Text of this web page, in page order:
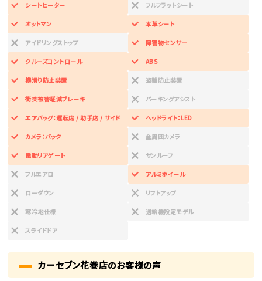
シートヒーター フルフラットシート
オットマン 本革シート
アイドリングストップ 障害物センサー
クルーズコントロール ABS
横滑り防止装置 盗難防止装置
衝突被害軽減ブレーキ パーキングアシスト
エアバッグ：運転席 / 助手席 / サイド ヘッドライト：LED
カメラ：バック 全周囲カメラ
電動リアゲート サンルーフ
フルエアロ アルミホイール
ローダウン リフトアップ
寒冷地仕様 過給機設定モデル
スライドドア
カーセブン花巻店のお客様の声